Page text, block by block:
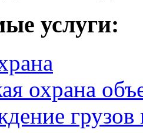
услуги:
охрана
грузов